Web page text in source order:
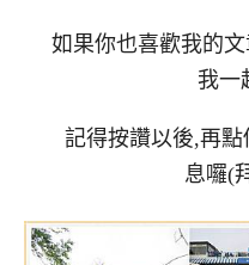
如果你也喜歡我的文
我一
記得按讚以後,再點
息囉(